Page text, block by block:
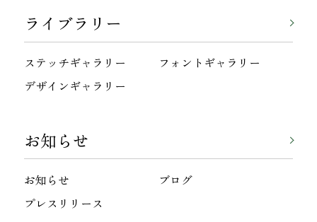
ライブラリー
ステッチギャラリー
フォントギャラリー
デザインギャラリー
お知らせ
お知らせ
ブログ
プレスリリース